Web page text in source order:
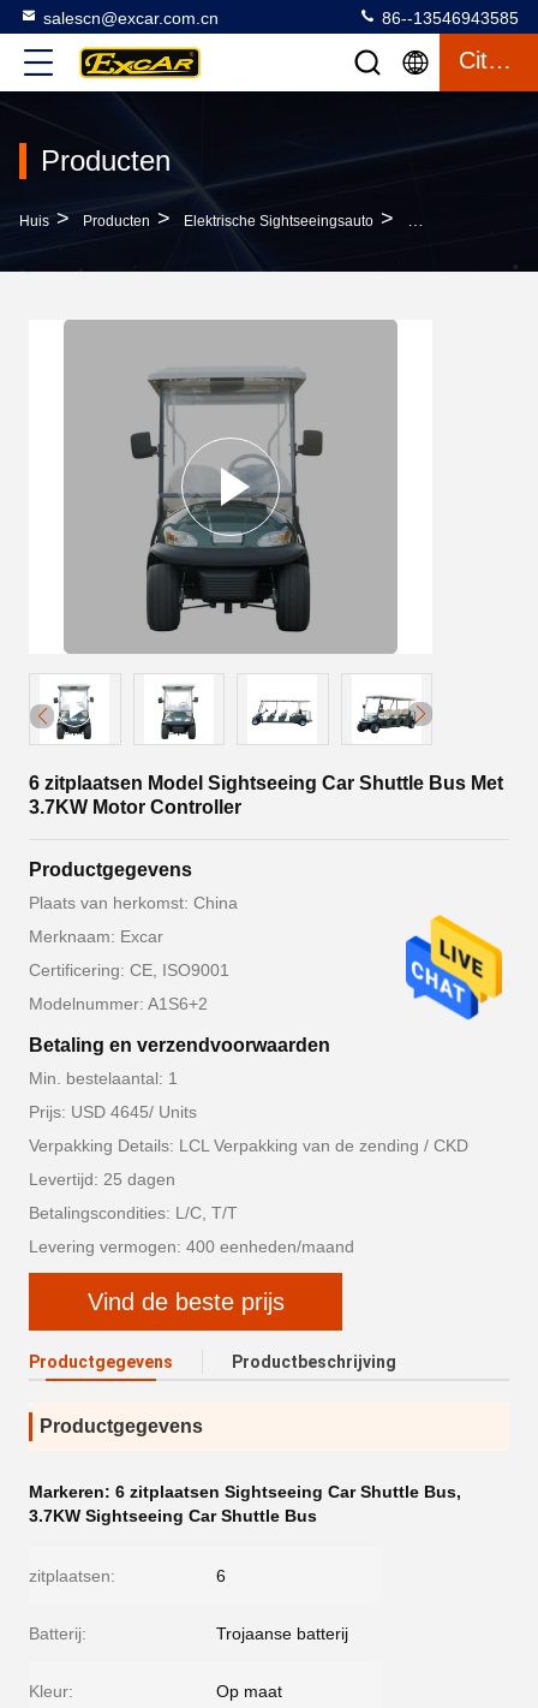
salescn@excar.com.cn 86--13546943585
Citaat
Producten
Huis > Producten > Elektrische Sightseeingsauto > 6 Zitplaatsen
6 zitplaatsen Model Sightseeing Car Shuttle Bus Met
3.7KW Motor Controller
Productgegevens
Plaats van herkomst: China
Merknaam: Excar
Certificering: CE, ISO9001
Modelnummer: A1S6+2
Betaling en verzendvoorwaarden
Min. bestelaantal: 1
Prijs: USD 4645/ Units
Verpakking Details: LCL Verpakking van de zending / CKD
Levertijd: 25 dagen
Betalingscondities: L/C, T/T
Levering vermogen: 400 eenheden/maand
Vind de beste prijs
Productgegevens Productbeschrijving
Productgegevens
Markeren: 6 zitplaatsen Sightseeing Car Shuttle Bus,
3.7KW Sightseeing Car Shuttle Bus
zitplaatsen: 6
Batterij: Trojaanse batterij
Kleur: Op maat